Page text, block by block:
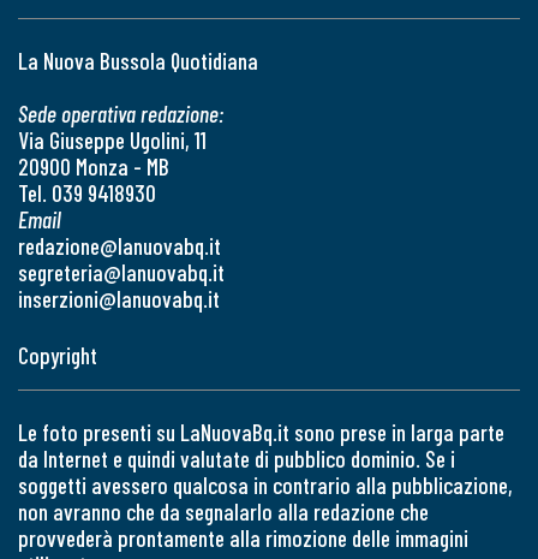
La Nuova Bussola Quotidiana
Sede operativa redazione:
Via Giuseppe Ugolini, 11
20900 Monza - MB
Tel. 039 9418930
Email
redazione@lanuovabq.it
segreteria@lanuovabq.it
inserzioni@lanuovabq.it
Copyright
Le foto presenti su LaNuovaBq.it sono prese in larga parte
da Internet e quindi valutate di pubblico dominio. Se i
soggetti avessero qualcosa in contrario alla pubblicazione,
non avranno che da segnalarlo alla redazione che
provvederà prontamente alla rimozione delle immagini